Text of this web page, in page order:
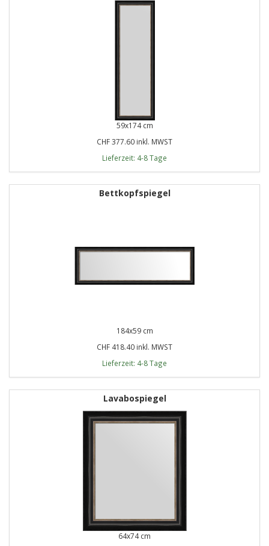
59x174 cm
CHF 377.60 inkl. MWST
Lieferzeit: 4-8 Tage
Bettkopfspiegel
184x59 cm
CHF 418.40 inkl. MWST
Lieferzeit: 4-8 Tage
Lavabospiegel
64x74 cm